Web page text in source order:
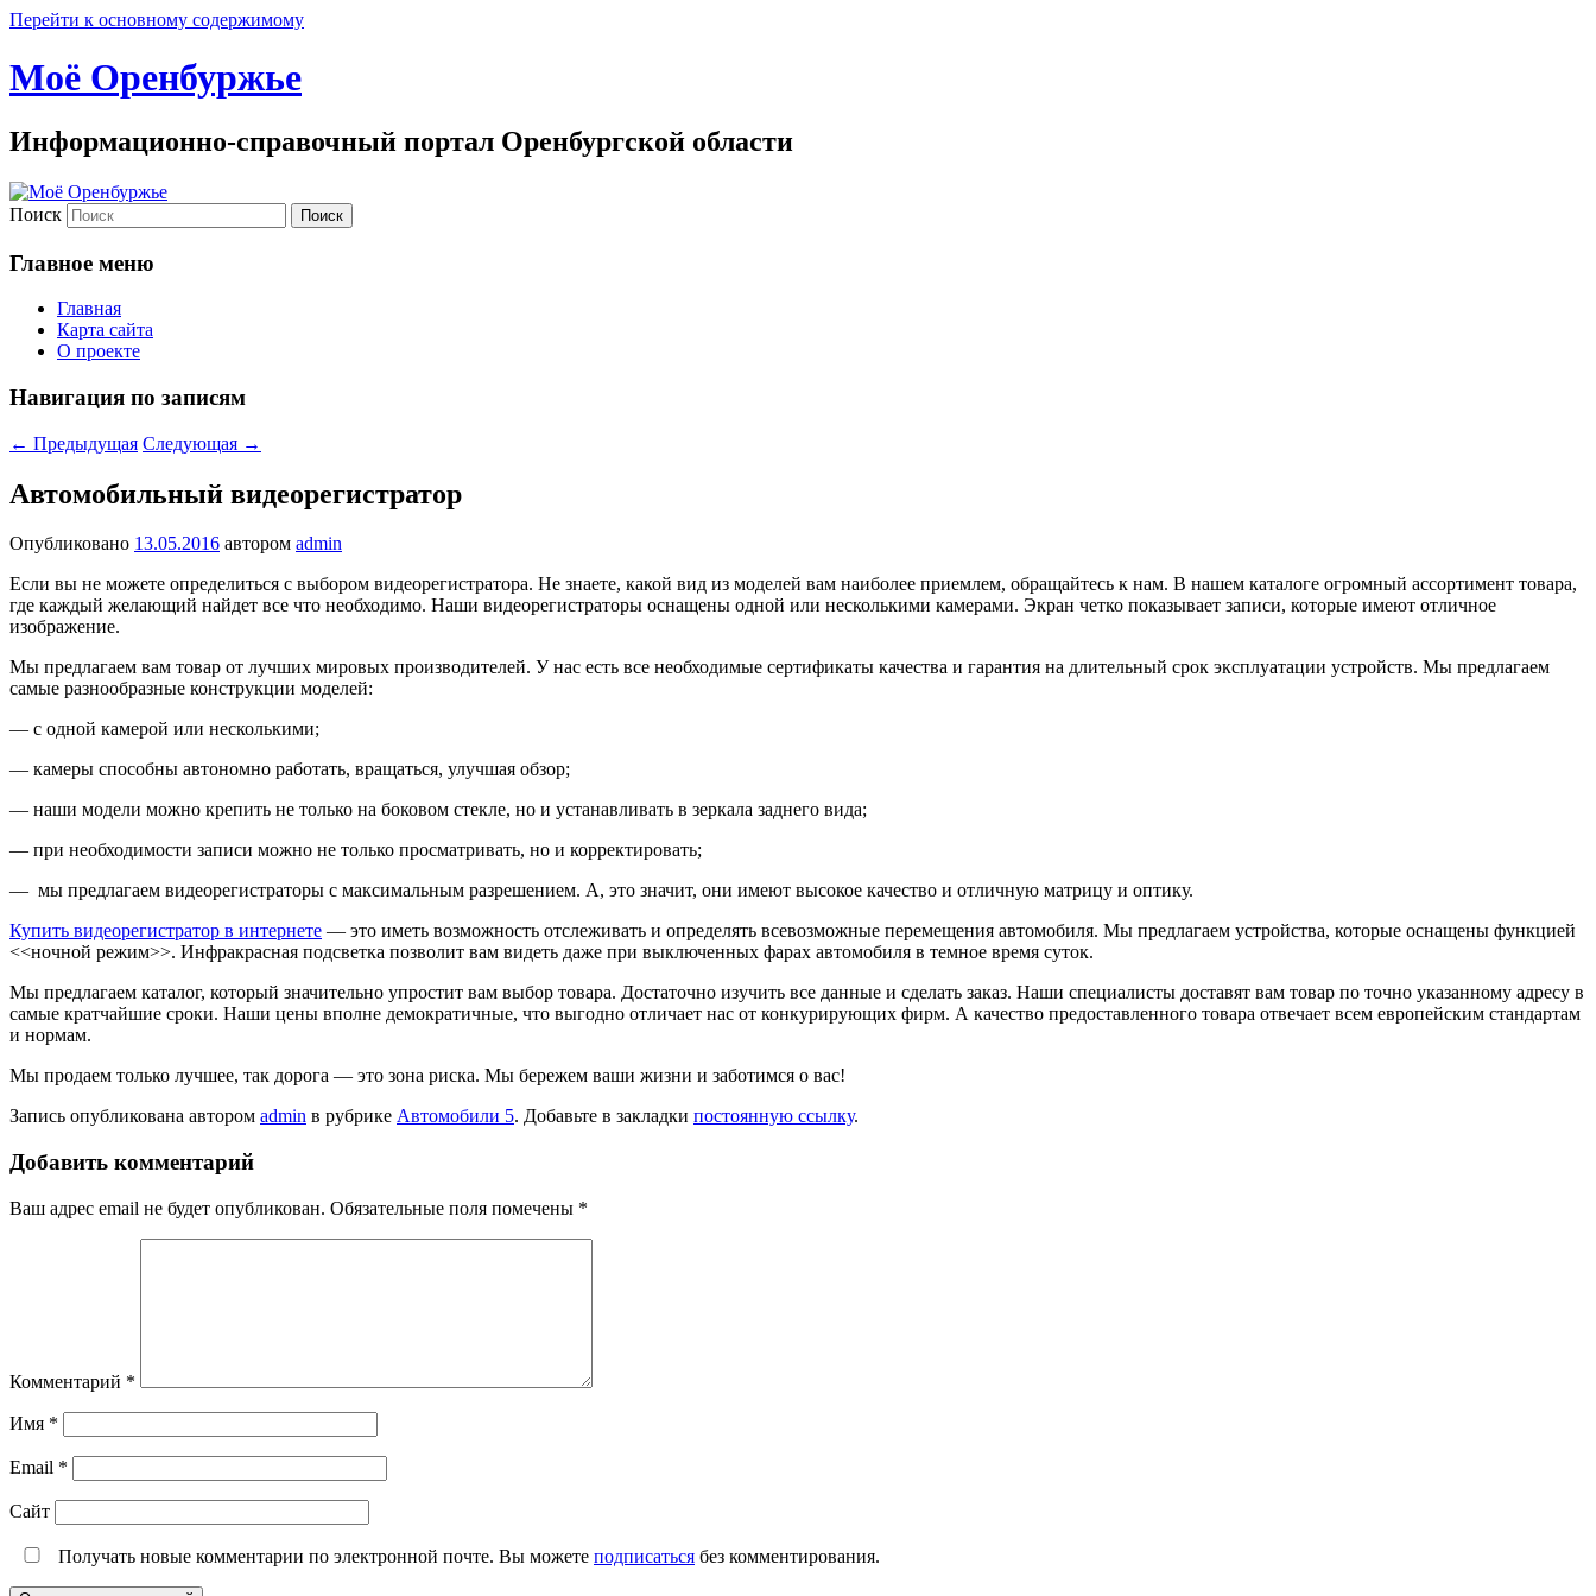
Перейти к основному содержимому
Моё Оренбуржье
Информационно-справочный портал Оренбургской области
Поиск
Главное меню
Главная
Карта сайта
О проекте
Навигация по записям
← Предыдущая Следующая →
Автомобильный видеорегистратор
Опубликовано 13.05.2016 автором admin
Если вы не можете определиться с выбором видеорегистратора. Не знаете, какой вид из моделей вам наиболее приемлем, обращайтесь к нам. В нашем каталоге огромный ассортимент товара,
где каждый желающий найдет все что необходимо. Наши видеорегистраторы оснащены одной или несколькими камерами. Экран четко показывает записи, которые имеют отличное
изображение.
Мы предлагаем вам товар от лучших мировых производителей. У нас есть все необходимые сертификаты качества и гарантия на длительный срок эксплуатации устройств. Мы предлагаем
самые разнообразные конструкции моделей:
— с одной камерой или несколькими;
— камеры способны автономно работать, вращаться, улучшая обзор;
— наши модели можно крепить не только на боковом стекле, но и устанавливать в зеркала заднего вида;
— при необходимости записи можно не только просматривать, но и корректировать;
— мы предлагаем видеорегистраторы с максимальным разрешением. А, это значит, они имеют высокое качество и отличную матрицу и оптику.
Купить видеорегистратор в интернете — это иметь возможность отслеживать и определять всевозможные перемещения автомобиля. Мы предлагаем устройства, которые оснащены функцией
<<ночной режим>>. Инфракрасная подсветка позволит вам видеть даже при выключенных фарах автомобиля в темное время суток.
Мы предлагаем каталог, который значительно упростит вам выбор товара. Достаточно изучить все данные и сделать заказ. Наши специалисты доставят вам товар по точно указанному адресу в
самые кратчайшие сроки. Наши цены вполне демократичные, что выгодно отличает нас от конкурирующих фирм. А качество предоставленного товара отвечает всем европейским стандартам
и нормам.
Мы продаем только лучшее, так дорога — это зона риска. Мы бережем ваши жизни и заботимся о вас!
Запись опубликована автором admin в рубрике Автомобили 5. Добавьте в закладки постоянную ссылку.
Добавить комментарий
Ваш адрес email не будет опубликован. Обязательные поля помечены *
Комментарий *
Имя *
Email *
Сайт
Получать новые комментарии по электронной почте. Вы можете подписаться без комментирования.